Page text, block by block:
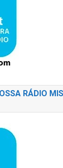
RÁDIO